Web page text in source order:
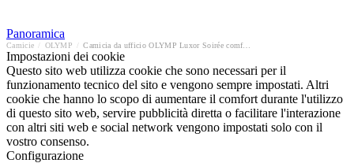
Panoramica
Camicie OLYMP Camicia da ufficio OLYMP Luxor Soirée comfort fit
Impostazioni dei cookie
Questo sito web utilizza cookie che sono necessari per il
funzionamento tecnico del sito e vengono sempre impostati. Altri
cookie che hanno lo scopo di aumentare il comfort durante l'utilizzo
di questo sito web, servire pubblicità diretta o facilitare l'interazione
con altri siti web e social network vengono impostati solo con il
vostro consenso.
Configurazione